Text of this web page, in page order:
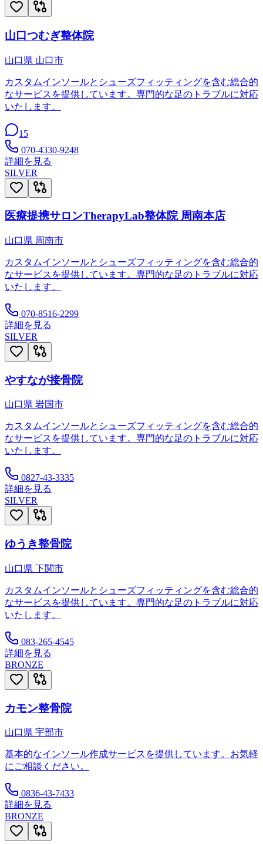
山口つむぎ整体院
山口県 山口市
カスタムインソールとシューズフィッティングを含む総合的
なサービスを提供しています。専門的な足のトラブルに対応
いたします。
15
070-4330-9248
詳細を見る
SILVER
医療提携サロンTherapyLab整体院 周南本店
山口県 周南市
カスタムインソールとシューズフィッティングを含む総合的
なサービスを提供しています。専門的な足のトラブルに対応
いたします。
070-8516-2299
詳細を見る
SILVER
やすなが接骨院
山口県 岩国市
カスタムインソールとシューズフィッティングを含む総合的
なサービスを提供しています。専門的な足のトラブルに対応
いたします。
0827-43-3335
詳細を見る
SILVER
ゆうき整骨院
山口県 下関市
カスタムインソールとシューズフィッティングを含む総合的
なサービスを提供しています。専門的な足のトラブルに対応
いたします。
083-265-4545
詳細を見る
BRONZE
カモン整骨院
山口県 宇部市
基本的なインソール作成サービスを提供しています。お気軽
にご相談ください。
0836-43-7433
詳細を見る
BRONZE